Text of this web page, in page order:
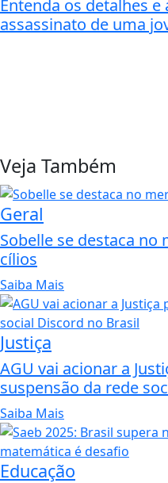
Entenda os detalhes
assassinato de uma
Veja Também
Geral
Sobelle se destaca no
cílios
Saiba Mais
Justiça
AGU vai acionar a
suspensão da rede
Saiba Mais
Educação